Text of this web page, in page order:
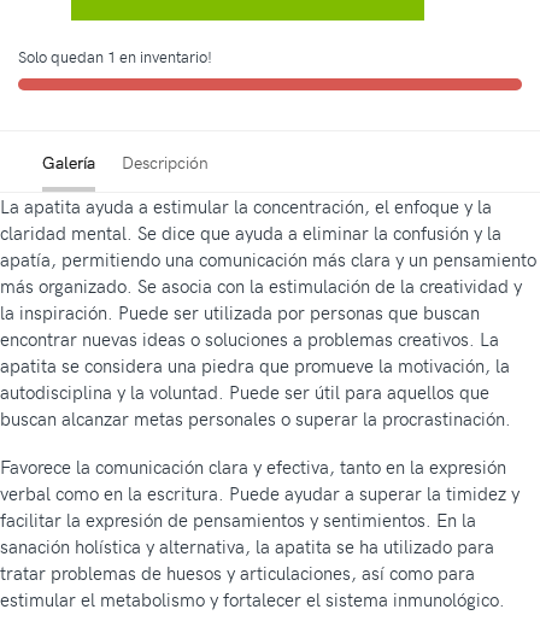
Solo quedan 1 en inventario!
Galería Descripción
La apatita ayuda a estimular la concentración, el enfoque y la
claridad mental. Se dice que ayuda a eliminar la confusión y la
apatía, permitiendo una comunicación más clara y un pensamiento
más organizado. Se asocia con la estimulación de la creatividad y
la inspiración. Puede ser utilizada por personas que buscan
encontrar nuevas ideas o soluciones a problemas creativos. La
apatita se considera una piedra que promueve la motivación, la
autodisciplina y la voluntad. Puede ser útil para aquellos que
buscan alcanzar metas personales o superar la procrastinación.
Favorece la comunicación clara y efectiva, tanto en la expresión
verbal como en la escritura. Puede ayudar a superar la timidez y
facilitar la expresión de pensamientos y sentimientos. En la
sanación holística y alternativa, la apatita se ha utilizado para
tratar problemas de huesos y articulaciones, así como para
estimular el metabolismo y fortalecer el sistema inmunológico.